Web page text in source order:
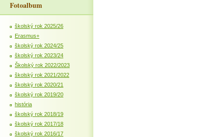
Fotoalbum
školský rok 2025/26
Erasmus+
školský rok 2024/25
školský rok 2023/24
Školský rok 2022/2023
školský rok 2021/2022
školský rok 2020/21
školský rok 2019/20
história
školský rok 2018/19
školský rok 2017/18
školský rok 2016/17